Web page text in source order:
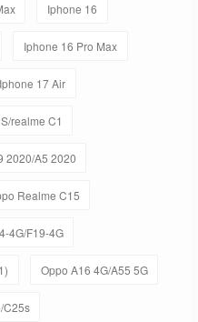
Iphone 16
Iphone 16 Pro Max
Iphone 17 Air
realme C1
2020/A5 2020
Realme C15
4G/F19-4G
Oppo A16 4G/A55 5G
C25s